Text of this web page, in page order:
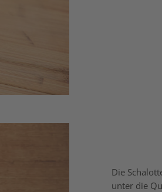
Die
unter die